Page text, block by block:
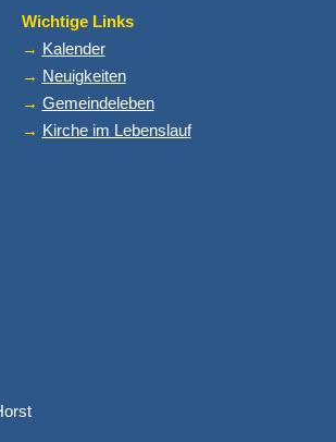
Wichtige Links
→ Kalender
→ Neuigkeiten
→ Gemeindeleben
→ Kirche im Lebenslauf